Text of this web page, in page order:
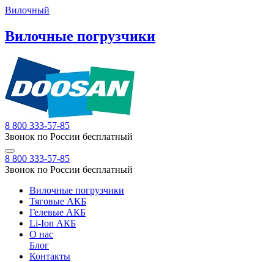
Вилочный
Вилочные погрузчики
8 800 333-57-85
Звонок по России бесплатный
8 800 333-57-85
Звонок по России бесплатный
Вилочные погрузчики
Тяговые АКБ
Гелевые АКБ
Li-Ion АКБ
О нас
Блог
Контакты